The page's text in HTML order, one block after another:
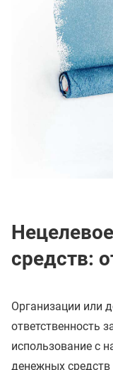
средств:
Организации или
ответственность
использование с
денежных средств